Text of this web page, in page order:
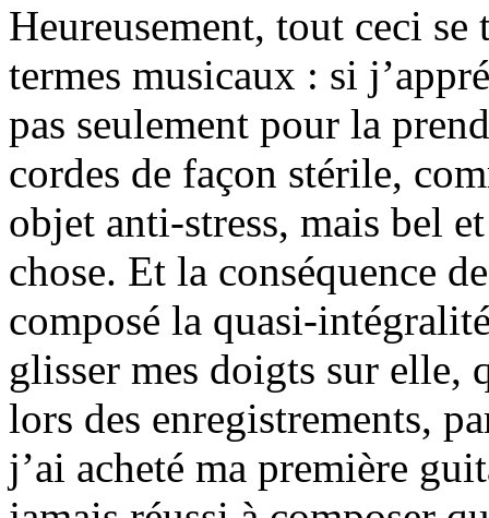
Heureusement, tout ceci
termes musicaux : si
pas seulement pour la
cordes de façon stérile,
objet anti-stress, mais bel
chose. Et la conséquence
composé la quasi-
glisser mes doigts sur elle,
lors des enregistrements,
j’ai acheté ma première